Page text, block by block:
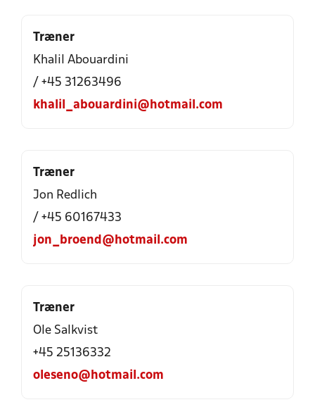
Træner
Khalil Abouardini
/ +45 31263496
khalil_abouardini@hotmail.com
Træner
Jon Redlich
/ +45 60167433
jon_broend@hotmail.com
Træner
Ole Salkvist
+45 25136332
oleseno@hotmail.com